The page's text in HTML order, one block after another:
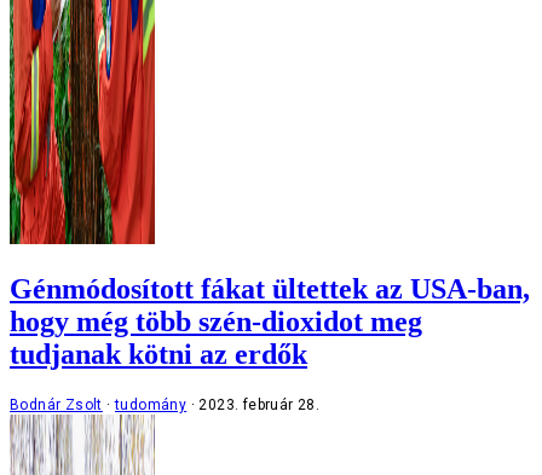
Génmódosított fákat ültettek az USA-ban,
hogy még több szén-dioxidot meg
tudjanak kötni az erdők
Bodnár Zsolt tudomány 2023. február 28.